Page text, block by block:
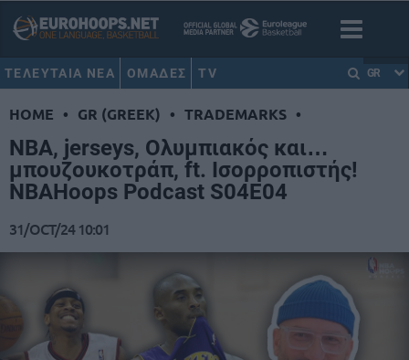
ΤΕΛΕΥΤΑΙΑ ΝΕΑ ΟΜΑΔΕΣ TV GR
HOME • GR (GREEK) • TRADEMARKS •
ΝΒΑ, jerseys, Ολυμπιακός και…
μπουζουκοτράπ, ft. Ισορροπιστής!
NBAHoops Podcast S04E04
31/OCT/24 10:01